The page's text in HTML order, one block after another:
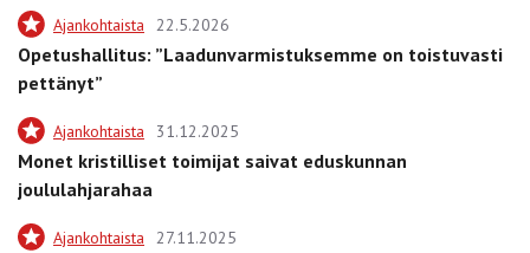
Ajankohtaista 22.5.2026
Opetushallitus: ”Laadunvarmistuksemme on toistuvasti
pettänyt”
Ajankohtaista 31.12.2025
Monet kristilliset toimijat saivat eduskunnan
joululahjarahaa
Ajankohtaista 27.11.2025